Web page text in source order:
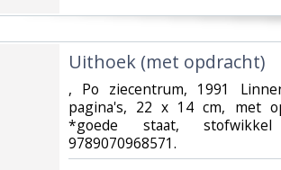
‎Uithoek (met opdracht)‎
‎, Po ziecentrum, 1991
pagina's, 22 x 14 cm, met
*goede staat,
9789070968571.‎